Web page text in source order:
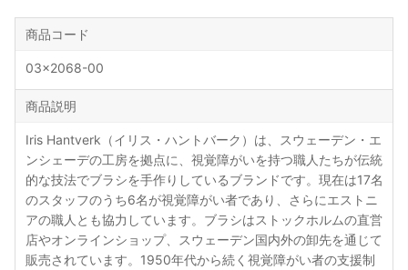
商品コード
03x2068-00
商品説明
Iris Hantverk（イリス・ハントバーク）は、スウェーデン・エ
ンシェーデの工房を拠点に、視覚障がいを持つ職人たちが伝統
的な技法でブラシを手作りしているブランドです。現在は17名
のスタッフのうち6名が視覚障がい者であり、さらにエストニ
アの職人とも協力しています。ブラシはストックホルムの直営
店やオンラインショップ、スウェーデン国内外の卸先を通じて
販売されています。1950年代から続く視覚障がい者の支援制